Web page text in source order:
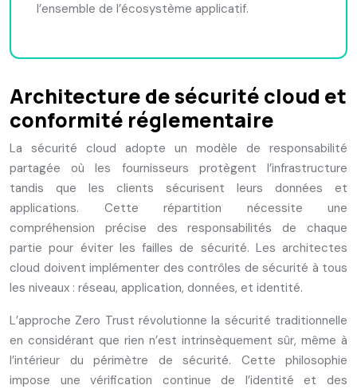
l’ensemble de l’écosystème applicatif.
Architecture de sécurité cloud et
conformité réglementaire
La sécurité cloud adopte un modèle de responsabilité
partagée où les fournisseurs protègent l’infrastructure
tandis que les clients sécurisent leurs données et
applications. Cette répartition nécessite une
compréhension précise des responsabilités de chaque
partie pour éviter les failles de sécurité. Les architectes
cloud doivent implémenter des contrôles de sécurité à tous
les niveaux : réseau, application, données, et identité.
L’approche Zero Trust révolutionne la sécurité traditionnelle
en considérant que rien n’est intrinsèquement sûr, même à
l’intérieur du périmètre de sécurité. Cette philosophie
impose une vérification continue de l’identité et des